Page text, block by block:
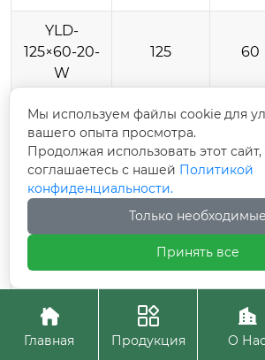
YLD-
125×60-20-
W
125 60
YLD-
125×60-20-
W
125
YLD-
W
140 50
W

Главная

Продукция

О
Мы используем файлы cookie для
вашего опыта просмотра.
Продолжая использовать этот
соглашаетесь с нашей Политикой
конфиденциальности.
Только необходимые
Принять все